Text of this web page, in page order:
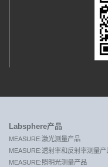
Labsphere产品
MEASURE:激光测量产品
MEASURE:透射率和反射率测量产
MEASURE:照明光测量产品